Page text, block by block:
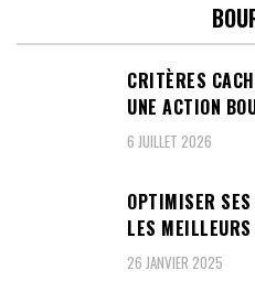
CRITÈRES
UNE ACTION
6 JUILLET 2026
OPTIMISER
LES
26 JANVIER 2025